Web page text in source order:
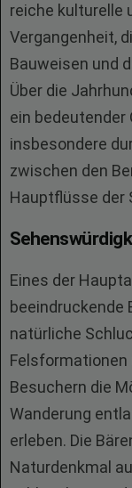
reiche kulturelle
Vergangenheit,
Bauweisen und
Über die
ein bedeutender
insbesondere
zwischen den
Hauptflüsse der
Eines der
beeindruckende
natürliche
Besuchern die
Wanderung
erleben. Die
Naturdenkmal